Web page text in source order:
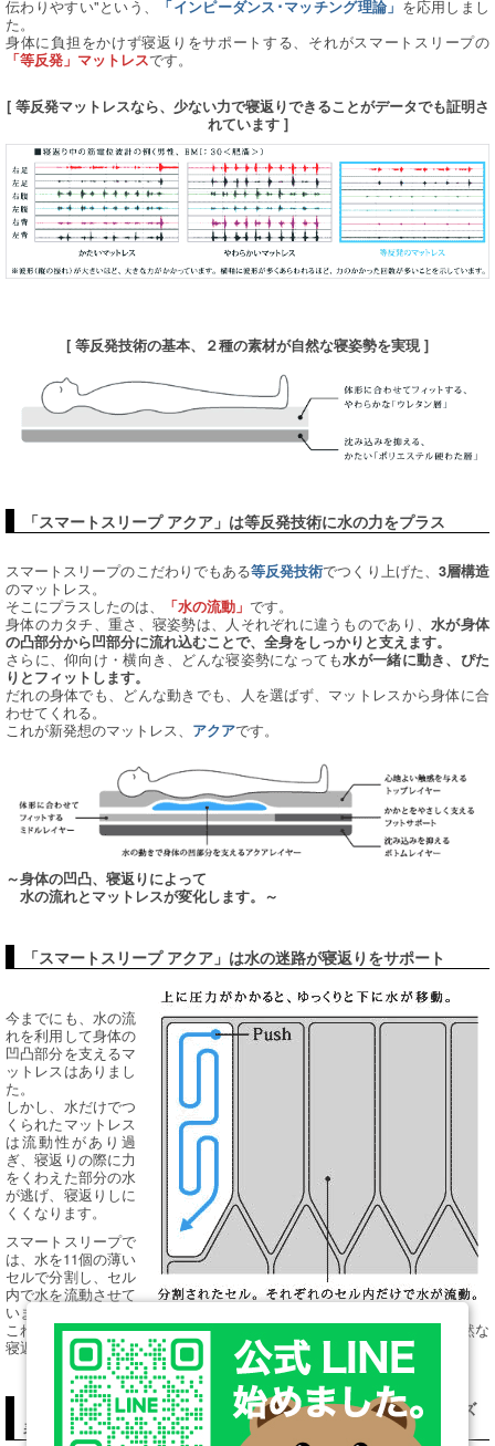
伝わりやすい"という、
「インピーダンス･マッチング理論」 を応用しまし
た。
身体に負担をかけず寝返りをサポートする、それがスマートスリープの
「等反発」マットレスです。
[ 等反発マットレスなら、少ない力で寝返りできることがデータでも証明さ
れています ]
[ 等反発技術の基本、２種の素材が自然な寝姿勢を実現 ]
「スマートスリープ アクア」は等反発技術に水の力をプラス
スマートスリープのこだわりでもある等反発技術でつくり上げた、 3層構造
のマットレス。
そこにプラスしたのは、
「水の流動」 です。
身体のカタチ、重さ、寝姿勢は、人それぞれに違うものであり、水が身体
の凸部分から凹部分に流れ込むことで、全身をしっかりと支えます。
さらに、仰向け・横向き、どんな寝姿勢になっても水が一緒に動き、ぴた
りとフィットします。
だれの身体でも、どんな動きでも、人を選ばず、マットレスから身体に合
わせてくれる。
これが新発想のマットレス、 アクアです。
～身体の凹凸、寝返りによって
水の流れとマットレスが変化します。～
「スマートスリープ アクア」は水の迷路が寝返りをサポート
今までにも、水の流
れを利用して身体の
凹凸部分を支えるマ
ットレスはありまし
た。
しかし、水だけでつ
くられたマットレス
は流動性があり過
ぎ、寝返りの際に力
をくわえた部分の水
が逃げ、寝返りしに
くくなります。
スマートスリープで
は、水を11個の薄い
セルで分割し、セル
内で水を流動させて
います。
これにより、水が逃げることを制限でき、余計な力を使うことなく自然な
寝返りができるのです。
「スマートスリープ アクア」メーカー設定価格（税込）＆サイズ
表（単位mm）